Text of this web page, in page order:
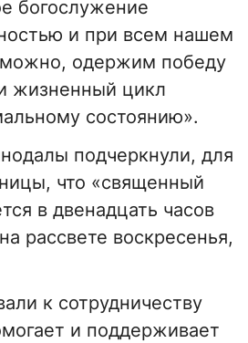
богослужение
и при всем нашем
одержим победу
жизненный цикл
состоянию».
подчеркнули, для
что «священный
в двенадцать часов
рассвете воскресенья,
к сотрудничеству
и поддерживает